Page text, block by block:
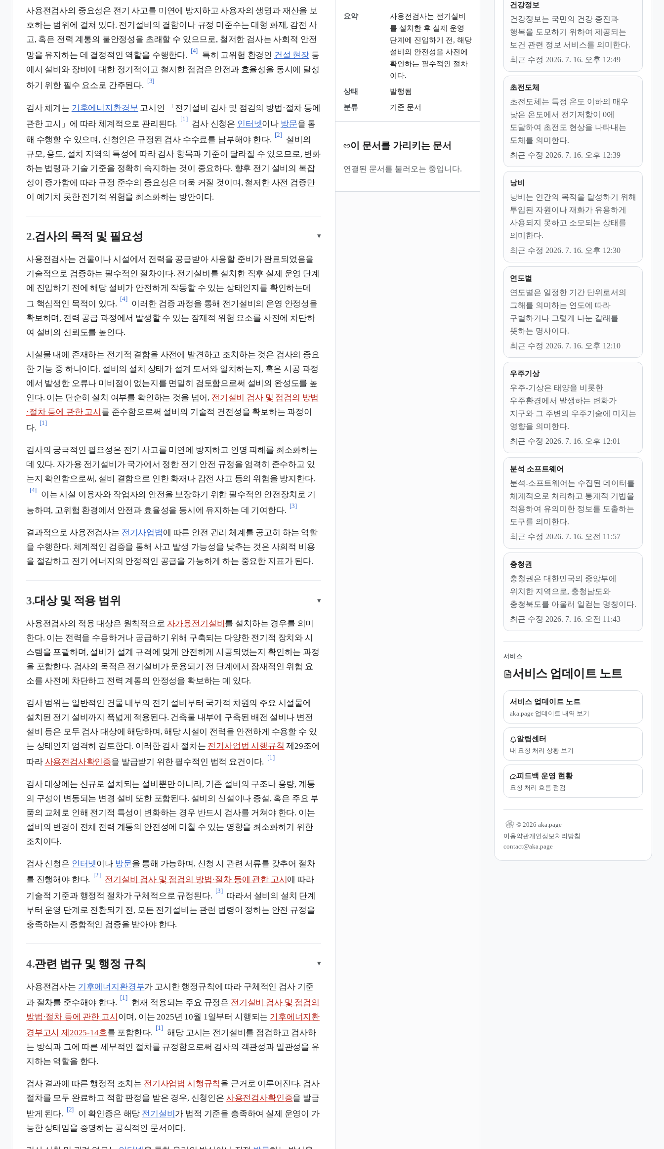
사용전검사의 중요성은 전기 사고를 미연에 방지하고 사용자의 생명과 재산을 보
호하는 범위에 걸쳐 있다. 전기설비의 결함이나 규정 미준수는 대형 화재, 감전 사
고, 혹은 전력 계통의 불안정성을 초래할 수 있으므로, 철저한 검사는 사회적 안전
망을 유지하는 데 결정적인 역할을 수행한다.
[4]
특히 고위험 환경인 건설 현장 등
에서 설비와 장비에 대한 정기적이고 철저한 점검은 안전과 효율성을 동시에 달성
하기 위한 필수 요소로 간주된다.
[3]
검사 체계는 기후에너지환경부 고시인 「전기설비 검사 및 점검의 방법·절차 등에
관한 고시」에 따라 체계적으로 관리된다.
[1]
검사 신청은 인터넷이나 방문을 통
해 수행할 수 있으며, 신청인은 규정된 검사 수수료를 납부해야 한다.
[2]
설비의
규모, 용도, 설치 지역의 특성에 따라 검사 항목과 기준이 달라질 수 있으므로, 변화
하는 법령과 기술 기준을 정확히 숙지하는 것이 중요하다. 향후 전기 설비의 복잡
성이 증가함에 따라 규정 준수의 중요성은 더욱 커질 것이며, 철저한 사전 검증만
이 예기치 못한 전기적 위험을 최소화하는 방안이다.
2.검사의 목적 및 필요성 ▾
사용전검사는 건물이나 시설에서 전력을 공급받아 사용할 준비가 완료되었음을
기술적으로 검증하는 필수적인 절차이다. 전기설비를 설치한 직후 실제 운영 단계
에 진입하기 전에 해당 설비가 안전하게 작동할 수 있는 상태인지를 확인하는데
그 핵심적인 목적이 있다.
[4]
이러한 검증 과정을 통해 전기설비의 운영 안정성을
확보하며, 전력 공급 과정에서 발생할 수 있는 잠재적 위험 요소를 사전에 차단하
여 설비의 신뢰도를 높인다.
시설물 내에 존재하는 전기적 결함을 사전에 발견하고 조치하는 것은 검사의 중요
한 기능 중 하나이다. 설비의 설치 상태가 설계 도서와 일치하는지, 혹은 시공 과정
에서 발생한 오류나 미비점이 없는지를 면밀히 검토함으로써 설비의 완성도를 높
인다. 이는 단순히 설치 여부를 확인하는 것을 넘어, 전기설비 검사 및 점검의 방법
·절차 등에 관한 고시 를 준수함으로써 설비의 기술적 건전성을 확보하는 과정이
다.
[1]
검사의 궁극적인 필요성은 전기 사고를 미연에 방지하고 인명 피해를 최소화하는
데 있다. 자가용 전기설비가 국가에서 정한 전기 안전 규정을 엄격히 준수하고 있
는지 확인함으로써, 설비 결함으로 인한 화재나 감전 사고 등의 위험을 방지한다.
[4]
이는 시설 이용자와 작업자의 안전을 보장하기 위한 필수적인 안전장치로 기
능하며, 고위험 환경에서 안전과 효율성을 동시에 유지하는 데 기여한다.
[3]
결과적으로 사용전검사는 전기사업법에 따른 안전 관리 체계를 공고히 하는 역할
을 수행한다. 체계적인 검증을 통해 사고 발생 가능성을 낮추는 것은 사회적 비용
을 절감하고 전기 에너지의 안정적인 공급을 가능하게 하는 중요한 지표가 된다.
3.대상 및 적용 범위 ▾
사용전검사의 적용 대상은 원칙적으로 자가용전기설비 를 설치하는 경우를 의미
한다. 이는 전력을 수용하거나 공급하기 위해 구축되는 다양한 전기적 장치와 시
스템을 포괄하며, 설비가 설계 규격에 맞게 안전하게 시공되었는지 확인하는 과정
을 포함한다. 검사의 목적은 전기설비가 운용되기 전 단계에서 잠재적인 위험 요
소를 사전에 차단하고 전력 계통의 안정성을 확보하는 데 있다.
검사 범위는 일반적인 건물 내부의 전기 설비부터 국가적 차원의 주요 시설물에
설치된 전기 설비까지 폭넓게 적용된다. 건축물 내부에 구축된 배전 설비나 변전
설비 등은 모두 검사 대상에 해당하며, 해당 시설이 전력을 안전하게 수용할 수 있
는 상태인지 엄격히 검토한다. 이러한 검사 절차는 전기사업법 시행규칙 제29조에
따라 사용전검사확인증을 발급받기 위한 필수적인 법적 요건이다.
[1]
검사 대상에는 신규로 설치되는 설비뿐만 아니라, 기존 설비의 구조나 용량, 계통
의 구성이 변동되는 변경 설비 또한 포함된다. 설비의 신설이나 증설, 혹은 주요 부
품의 교체로 인해 전기적 특성이 변화하는 경우 반드시 검사를 거쳐야 한다. 이는
설비의 변경이 전체 전력 계통의 안전성에 미칠 수 있는 영향을 최소화하기 위한
조치이다.
검사 신청은 인터넷이나 방문을 통해 가능하며, 신청 시 관련 서류를 갖추어 절차
를 진행해야 한다.
[2]
전기설비 검사 및 점검의 방법·절차 등에 관한 고시 에 따라
기술적 기준과 행정적 절차가 구체적으로 규정된다.
[3]
따라서 설비의 설치 단계
부터 운영 단계로 전환되기 전, 모든 전기설비는 관련 법령이 정하는 안전 규정을
충족하는지 종합적인 검증을 받아야 한다.
4.관련 법규 및 행정 규칙 ▾
사용전검사는 기후에너지환경부가 고시한 행정규칙에 따라 구체적인 검사 기준
과 절차를 준수해야 한다.
[1]
현재 적용되는 주요 규정은 전기설비 검사 및 점검의
방법·절차 등에 관한 고시 이며, 이는 2025년 10월 1일부터 시행되는 기후에너지환
경부고시 제2025-14호를 포함한다.
[1]
해당 고시는 전기설비를 점검하고 검사하
는 방식과 그에 따른 세부적인 절차를 규정함으로써 검사의 객관성과 일관성을 유
지하는 역할을 한다.
검사 결과에 따른 행정적 조치는 전기사업법 시행규칙을 근거로 이루어진다. 검사
절차를 모두 완료하고 적합 판정을 받은 경우, 신청인은 사용전검사확인증을 발급
받게 된다.
[2]
이 확인증은 해당 전기설비 가 법적 기준을 충족하여 실제 운영이 가
능한 상태임을 증명하는 공식적인 문서이다.
요약
사용전검사는 전기설비
를 설치한 후 실제 운영
단계에 진입하기 전, 해당
설비의 안전성을 사전에
확인하는 필수적인 절차
이다.
상태
발행됨
분류
기준 문서
이 문서를 가리키는 문서
연결된 문서를 불러오는 중입니다.
건강정보
건강정보는 국민의 건강 증진과
행복을 도모하기 위하여 제공되는
보건 관련 정보 서비스를 의미한다.
최근 수정 2026. 7. 16. 오후 12:49
초전도체
초전도체는 특정 온도 이하의 매우
낮은 온도에서 전기저항이 0에
도달하여 초전도 현상을 나타내는
도체를 의미한다.
최근 수정 2026. 7. 16. 오후 12:39
낭비
낭비는 인간의 목적을 달성하기 위해
투입된 자원이나 재화가 유용하게
사용되지 못하고 소모되는 상태를
의미한다.
최근 수정 2026. 7. 16. 오후 12:30
연도별
연도별은 일정한 기간 단위로서의
그해를 의미하는 연도에 따라
구별하거나 그렇게 나눈 갈래를
뜻하는 명사이다.
최근 수정 2026. 7. 16. 오후 12:10
우주기상
우주-기상은 태양을 비롯한
우주환경에서 발생하는 변화가
지구와 그 주변의 우주기술에 미치는
영향을 의미한다.
최근 수정 2026. 7. 16. 오후 12:01
분석 소프트웨어
분석-소프트웨어는 수집된 데이터를
체계적으로 처리하고 통계적 기법을
적용하여 유의미한 정보를 도출하는
도구를 의미한다.
최근 수정 2026. 7. 16. 오전 11:57
충청권
충청권은 대한민국의 중앙부에
위치한 지역으로, 충청남도와
충청북도를 아울러 일컫는 명칭이다.
최근 수정 2026. 7. 16. 오전 11:43
서비스
서비스 업데이트 노트
서비스 업데이트 노트
aka.page 업데이트 내역 보기
알림센터
내 요청 처리 상황 보기
피드백 운영 현황
요청 처리 흐름 점검
© 2026 aka.page
이용약관개인정보처리방침
contact@aka.page